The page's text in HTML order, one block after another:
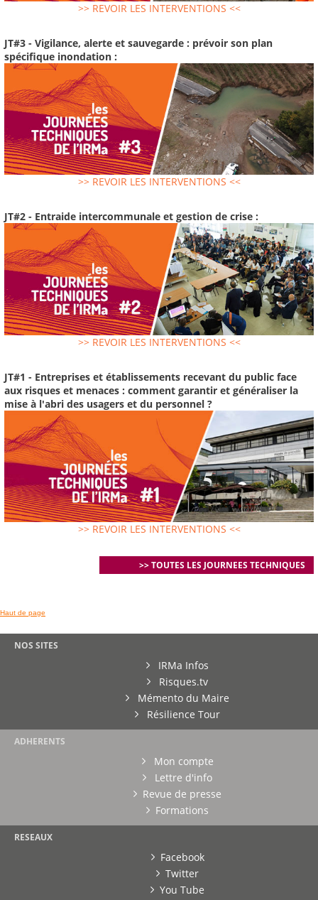
>> REVOIR LES INTERVENTIONS <<
JT#3 - Vigilance, alerte et sauvegarde : prévoir son plan
spécifique inondation :
>> REVOIR LES INTERVENTIONS <<
JT#2 - Entraide intercommunale et gestion de crise :
>> REVOIR LES INTERVENTIONS <<
JT#1 - Entreprises et établissements recevant du public face
aux risques et menaces : comment garantir et généraliser la
mise à l'abri des usagers et du personnel ?
>> REVOIR LES INTERVENTIONS <<
>> TOUTES LES JOURNEES TECHNIQUES
Haut de page
NOS SITES
IRMa Infos
Risques.tv
Mémento du Maire
Résilience Tour
ADHERENTS
Mon compte
Lettre d'info
Revue de presse
Formations
RESEAUX
Facebook
Twitter
You Tube